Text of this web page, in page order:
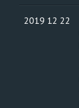
2019 12 22